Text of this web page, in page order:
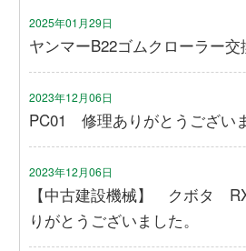
2025年01月29日
ヤンマーB22ゴムクローラー交
2023年12月06日
PC01 修理ありがとうございま
2023年12月06日
【中古建設機械】 クボタ
りがとうございました。